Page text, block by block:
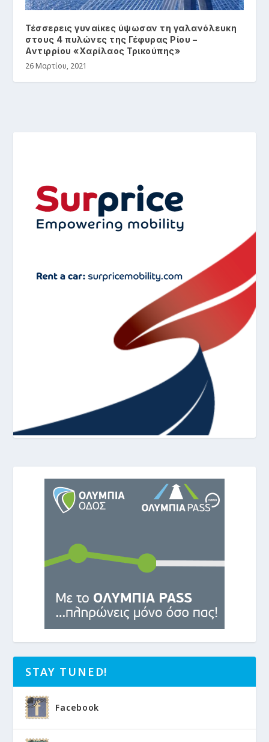
Τέσσερεις γυναίκες ύψωσαν τη γαλανόλευκη
στους 4 πυλώνες της Γέφυρας Ρίου –
Αντιρρίου «Χαρίλαος Τρικούπης»
26 Μαρτίου, 2021
STAY TUNED!
Facebook